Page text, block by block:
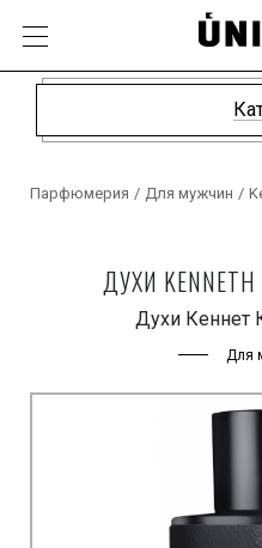
Парфюмерия / Для мужчин /
ДУХИ KENNETH
Духи Кеннет
Для